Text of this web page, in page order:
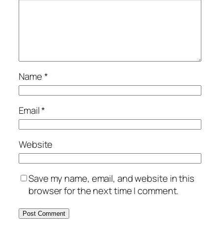
Name*
Email*
Website
Save my name, email, and website in this
browser for the next time I comment.